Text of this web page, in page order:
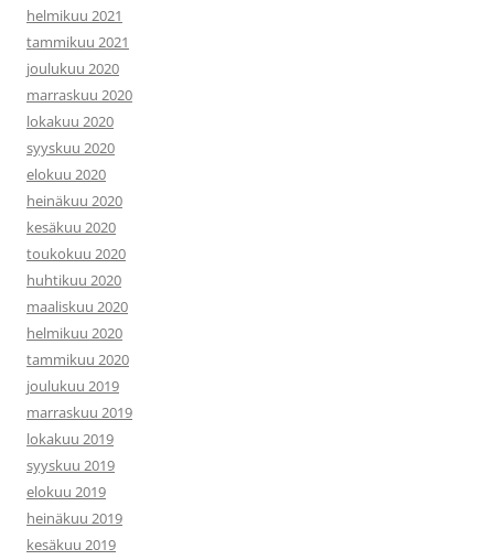
helmikuu 2021
tammikuu 2021
joulukuu 2020
marraskuu 2020
lokakuu 2020
syyskuu 2020
elokuu 2020
heinäkuu 2020
kesäkuu 2020
toukokuu 2020
huhtikuu 2020
maaliskuu 2020
helmikuu 2020
tammikuu 2020
joulukuu 2019
marraskuu 2019
lokakuu 2019
syyskuu 2019
elokuu 2019
heinäkuu 2019
kesäkuu 2019